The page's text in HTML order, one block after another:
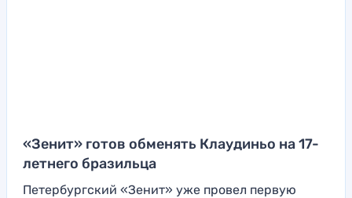
«Зенит» готов обменять Клаудиньо на 17-
летнего бразильца
Петербургский «Зенит» уже провел первую